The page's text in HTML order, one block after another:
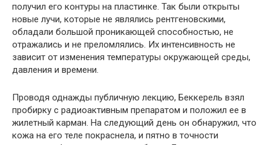
получил его контуры на пластинке. Так были открыты
новые лучи, которые не являлись рентге­новскими,
обладали большой проникающей способностью, не
отражались и не преломлялись. Их интенсивность не
зависит от изменения температуры окружающей среды,
давления и времени.
Проводя однажды публичную лекцию, Беккерель взял
про­бирку с радиоактивным препаратом и положил ее в
жилетный карман. На следующий день он обнаружил, что
кожа на его те­ле покраснела, и пятно в точности